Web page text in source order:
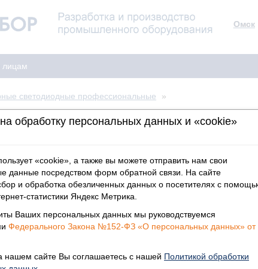
обработку персональных данных и «cookie»
«cookie», а также вы можете отправить нам свои
данные посредством форм обратной связи. На сайте
и обработка обезличенных данных о посетителях с
статистики Яндекс Метрика.
Ваших персональных данных мы руководствуемся
Федерального Закона №152-ФЗ «О персональных данных» от
нашем сайте Вы соглашаетесь с нашей Политикой обработки
Омск
лицам
светодиодные профессиональные »
«Ф-4»
Светильник имеет кольцо
Для удобства переноски к
Для подзарядки аккумулятора
входящее в комплект поставки.
Доставка в течение недели